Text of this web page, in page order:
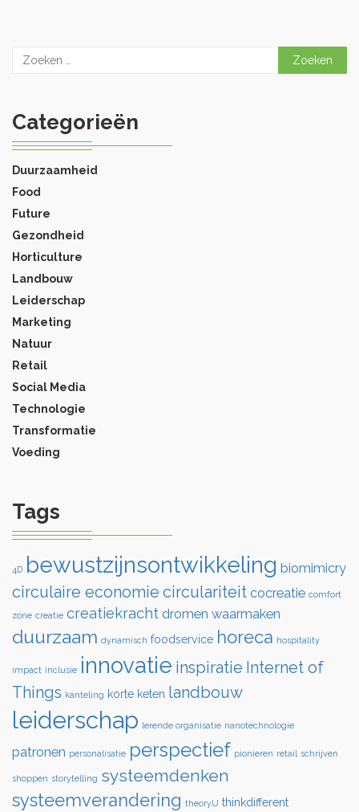
Zoeken
Categorieën
Duurzaamheid
Food
Future
Gezondheid
Horticulture
Landbouw
Leiderschap
Marketing
Natuur
Retail
Social Media
Technologie
Transformatie
Voeding
Tags
4D bewustzijnsontwikkeling biomimicry
circulaire economie circulariteit cocreatie comfort
zone creatie creatiekracht dromen waarmaken
duurzaam dynamisch foodservice horeca hospitality
impact inclusie innovatie inspiratie Internet of
Things kanteling korte keten landbouw
leiderschap lerende organisatie nanotechnologie
patronen personalisatie perspectief pionieren retail schrijven
shoppen storytelling systeemdenken
systeemverandering theoryU thinkdifferent